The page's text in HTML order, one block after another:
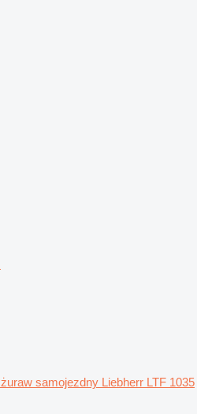
żuraw samojezdny Liebherr LTF 1035